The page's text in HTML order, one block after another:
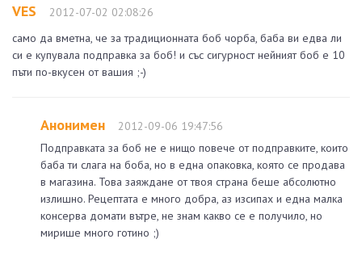
VES
2012-07-02 02:08:26
само да вметна, че за традиционната боб чорба, баба ви едва ли
си е купувала подправка за боб! и със сигурност нейният боб е 10
пъти по-вкусен от вашия ;-)
Анонимен
2012-09-06 19:47:56
Подправката за боб не е нищо повече от подправките, които
баба ти слага на боба, но в една опаковка, която се продава
в магазина. Това заяждане от твоя страна беше абсолютно
излишно. Рецептата е много добра, аз изсипах и една малка
консерва домати вътре, не знам какво се е получило, но
мирише много готино ;)